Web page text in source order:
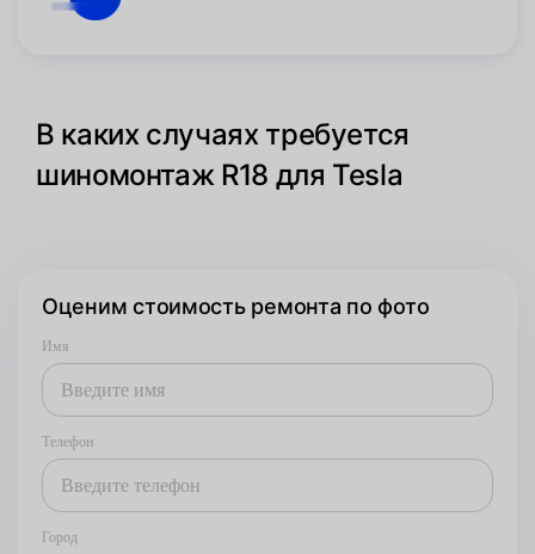
В каких случаях требуется
шиномонтаж R18 для Tesla
Оценим стоимость ремонта по фото
Имя
Телефон
Город